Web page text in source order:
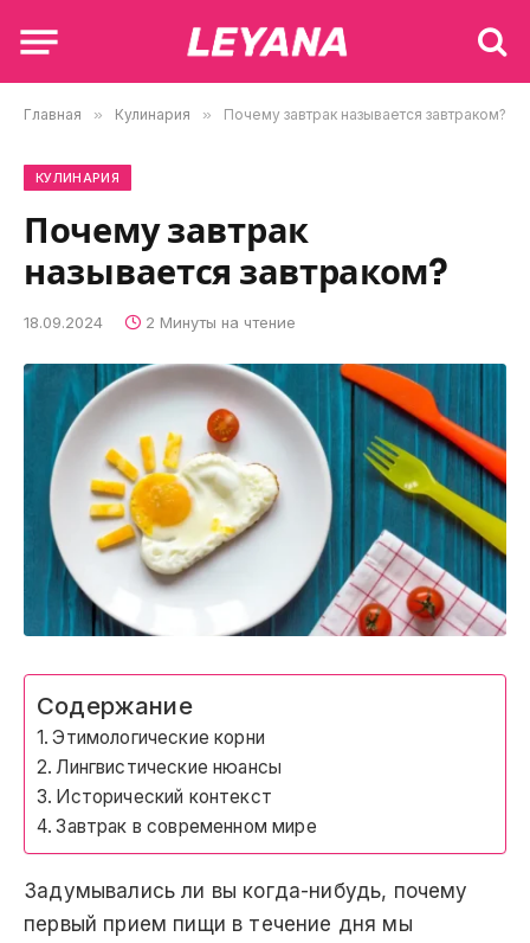
Главная » Кулинария » Почему завтрак называется завтраком?
КУЛИНАРИЯ
Почему завтрак
называется завтраком?
18.09.2024 2 Минуты на чтение
Содержание
Этимологические корни
Лингвистические нюансы
Исторический контекст
Завтрак в современном мире
Задумывались ли вы когда-нибудь, почему
первый прием пищи в течение дня мы